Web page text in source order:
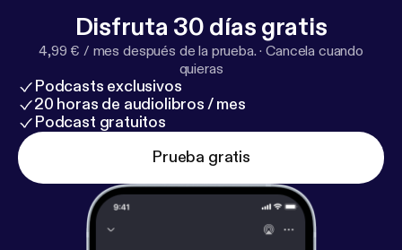
Disfruta 30 días gratis
4,99 € / mes después de la prueba. ·Cancela cuando
quieras
Podcasts exclusivos
20 horas de audiolibros / mes
Podcast gratuitos
Prueba gratis